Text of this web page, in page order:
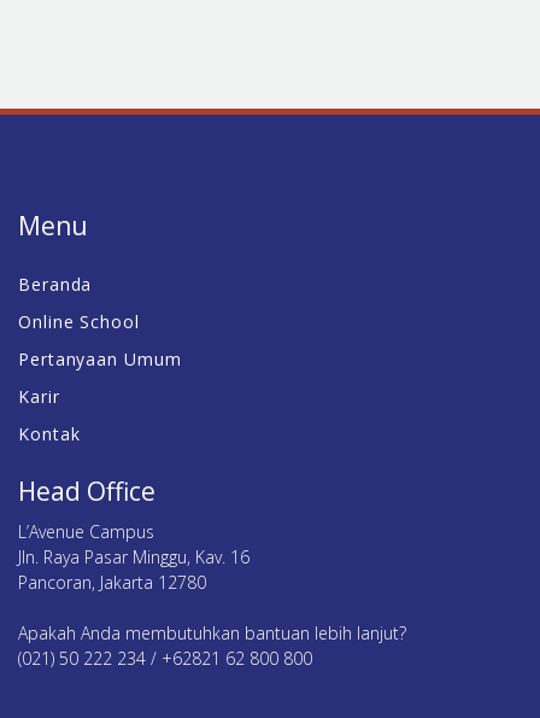
Menu
Beranda
Online School
Pertanyaan Umum
Karir
Kontak
Head Office
L’Avenue Campus
Jln. Raya Pasar Minggu, Kav. 16
Pancoran, Jakarta 12780
Apakah Anda membutuhkan bantuan lebih lanjut?
(021) 50 222 234 / +62821 62 800 800